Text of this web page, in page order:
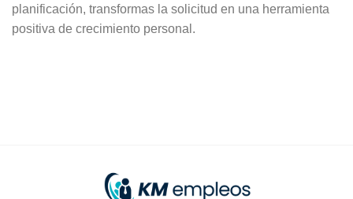
planificación, transformas la solicitud en una herramienta
positiva de crecimiento personal.